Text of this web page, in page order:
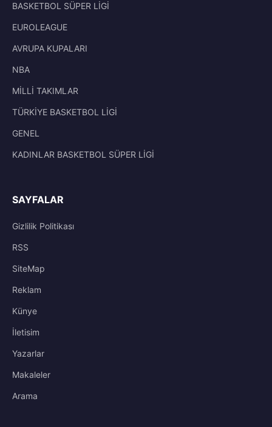
BASKETBOL SÜPER LİGİ
EUROLEAGUE
AVRUPA KUPALARI
NBA
MİLLİ TAKIMLAR
TÜRKİYE BASKETBOL LİGİ
GENEL
KADINLAR BASKETBOL SÜPER LİGİ
SAYFALAR
Gizlilik Politikası
RSS
SiteMap
Reklam
Künye
İletisim
Yazarlar
Makaleler
Arama